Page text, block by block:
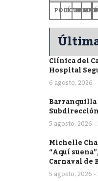
POLÍTICA
Clínica del
Hospital
6 agosto, 2026
Barranquilla
5 agosto, 2026 -
Michelle
“Aquí
Carnaval
5 agosto, 2026 -